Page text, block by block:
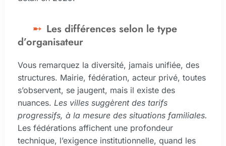
Les différences selon le type
d’organisateur
Vous remarquez la diversité, jamais unifiée, des
structures. Mairie, fédération, acteur privé, toutes
s’observent, se jaugent, mais il existe des
nuances. Les villes suggèrent des tarifs
progressifs, à la mesure des situations familiales.
Les fédérations affichent une profondeur
technique, l’exigence institutionnelle, quand les